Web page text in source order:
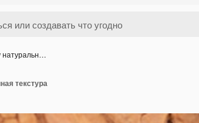
натуральн…
текстура